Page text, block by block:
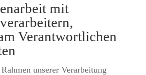
mit
Verantwortlichen
unserer Verarbeitung